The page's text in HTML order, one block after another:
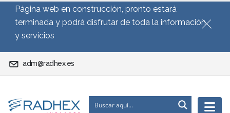
Página web en construcción, pronto estará
terminada y podrá disfrutar de toda la información
y servicios
adm@radhex.es